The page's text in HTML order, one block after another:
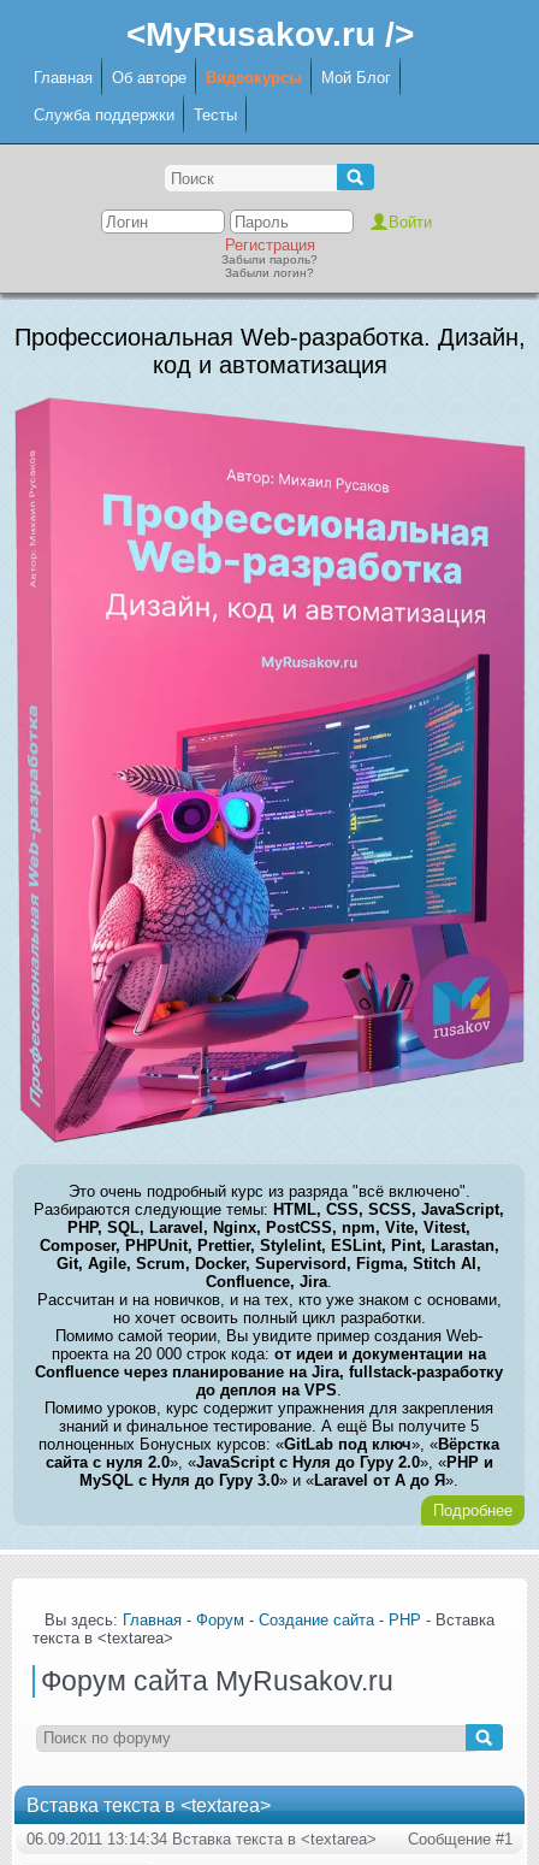
<MyRusakov.ru />
Главная Об авторе Видеокурсы Мой Блог
Служба поддержки Тесты
Регистрация
Забыли пароль?
Забыли логин?
Профессиональная Web-разработка. Дизайн,
код и автоматизация
Это очень подробный курс из разряда "всё включено".
Разбираются следующие темы: HTML, CSS, SCSS, JavaScript,
PHP, SQL, Laravel, Nginx, PostCSS, npm, Vite, Vitest,
Composer, PHPUnit, Prettier, Stylelint, ESLint, Pint, Larastan,
Git, Agile, Scrum, Docker, Supervisord, Figma, Stitch AI,
Confluence, Jira.
Рассчитан и на новичков, и на тех, кто уже знаком с основами,
но хочет освоить полный цикл разработки.
Помимо самой теории, Вы увидите пример создания Web-
проекта на 20 000 строк кода:от идеи и документации на
Confluence через планирование на Jira, fullstack-разработку
до деплоя на VPS.
Помимо уроков, курс содержит упражнения для закрепления
знаний и финальное тестирование. А ещё Вы получите 5
полноценных Бонусных курсов: «GitLab под ключ», «Вёрстка
сайта с нуля 2.0», «JavaScript с Нуля до Гуру 2.0», «PHP и
MySQL с Нуля до Гуру 3.0» и «Laravel от А до Я».
Подробнее
Вы здесь: Главная - Форум - Создание сайта- PHP - Вставка
текста в <textarea>
Форум сайта MyRusakov.ru
Вставка текста в <textarea>
06.09.2011 13:14:34 Вставка текста в <textarea> Сообщение #1